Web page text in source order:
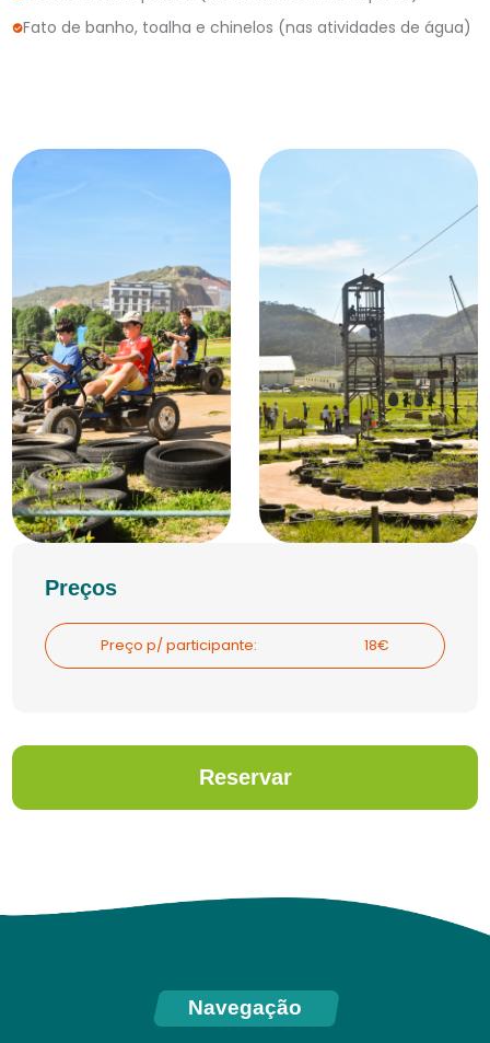
Fato de banho, toalha e chinelos (nas atividades de água)
Preços
Preço p/ participante: 18€
Reservar
Navegação